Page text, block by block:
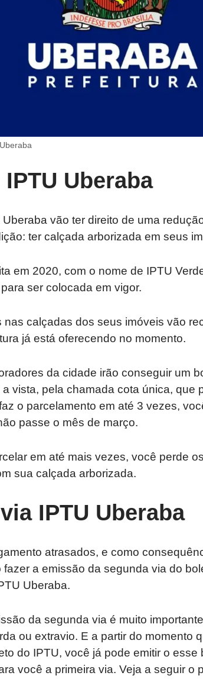
Uberaba
vão ter direito de uma
ter calçada arborizada em seus
em 2020, com o nome de IPTU
ser colocada em vigor.
nas calçadas dos seus imóveis vão
já está oferecendo no momento.
da cidade irão conseguir um
vista, pela chamada cota única, que
o parcelamento em até 3 vezes,
passe o mês de março.
em até mais vezes, você perde
sua calçada arborizada.
IPTU Uberaba
atrasados, e como
a emissão da segunda via do
Uberaba.
da segunda via é muito
ou extravio. E a partir do momento
do IPTU, você já pode emitir o esse
você a primeira via. Veja a seguir o